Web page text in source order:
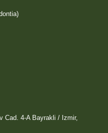
Cad. 4-A Bayrakli / Izmir,